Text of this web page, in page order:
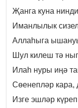
Җанга куна
Иманлылык
Аллаһыга
Шул килеш тә
Илаһ нуры иңә
Сөенепләр кара,
Изге эшләр